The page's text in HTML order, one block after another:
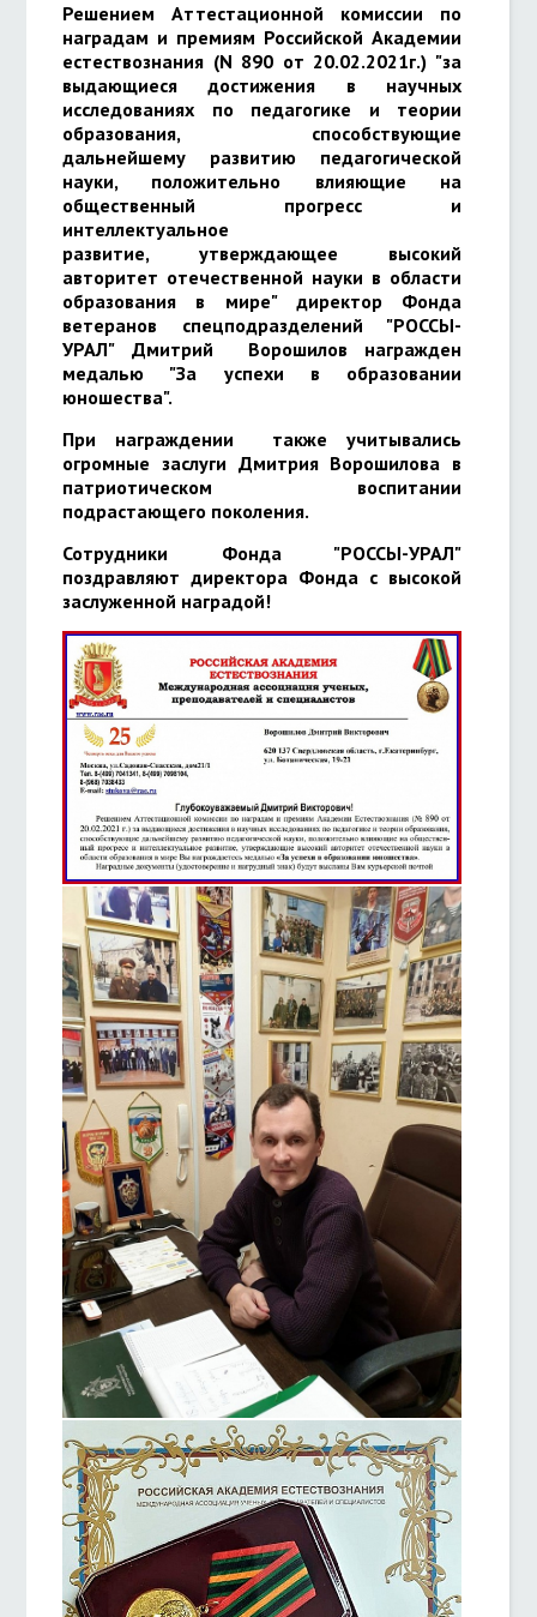
Решением Аттестационной комиссии по
наградам и премиям Российской Академии
естествознания (N 890 от 20.02.2021г.) "за
выдающиеся достижения в научных
исследованиях по педагогике и теории
образования, способствующие
дальнейшему развитию педагогической
науки, положительно влияющие на
общественный прогресс и
интеллектуальное
развитие, утверждающее высокий
авторитет отечественной науки в области
образования в мире" директор Фонда
ветеранов спецподразделений "РОССЫ-
УРАЛ" Дмитрий Ворошилов награжден
медалью "За успехи в образовании
юношества".
При награждении также учитывались
огромные заслуги Дмитрия Ворошилова в
патриотическом воспитании
подрастающего поколения.
Сотрудники Фонда "РОССЫ-УРАЛ"
поздравляют директора Фонда с высокой
заслуженной наградой!